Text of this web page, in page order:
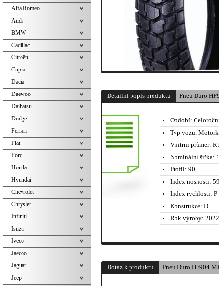
Detailní popis produktu Pneu Duro
Období:
Typ vozu:
Vnitřní průměr:
Nominální šířka:
Profil: 90
Index nosnosti: 59
Index rychlosti: P
Konstrukce: D
Rok výroby:
Dotaz k produktu Pneu Duro HF904
Alfa Romeo
Audi
BMW
Cadillac
Citroën
Cupra
Dacia
Daewoo
Daihatsu
Dodge
Ferrari
Fiat
Ford
Honda
Hyundai
Chevrolet
Chrysler
Infiniti
Isuzu
Iveco
Jaecoo
Jaguar
Jeep